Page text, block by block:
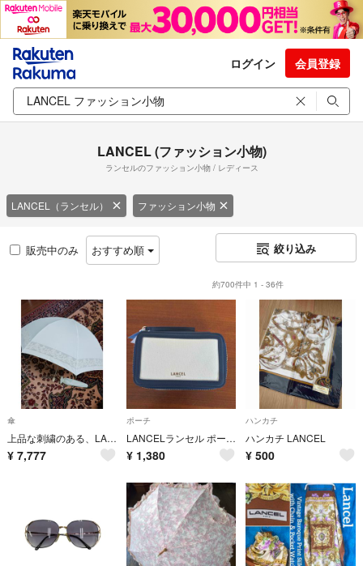
ログイン 会員登録
LANCEL (ファッション小物)
ランセルのファッション小物 / レディース
LANCEL（ランセル） ファッション小物
販売中のみ おすすめ順 絞り込み
約700件中 1 - 36件
傘
上品な刺繍のある、LANCELのパールグリーン 日傘です。美品
¥ 7,777
ポーチ
LANCELランセル ポーチ マチ有 アエロメヒコ
¥ 1,380
ハンカチ
ハンカチ LANCEL
¥ 500